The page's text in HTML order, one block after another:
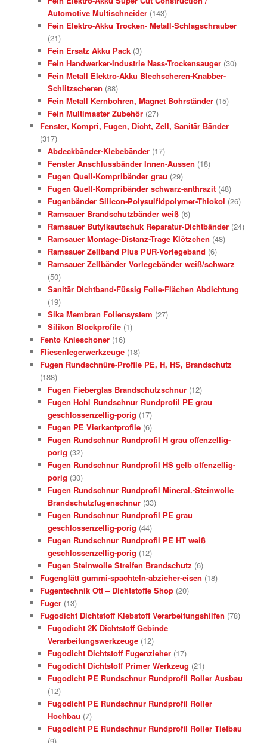
Automotive Multischneider (143)
Fein Elektro-Akku Trocken- Metall-Schlagschrauber
(21)
Fein Ersatz Akku Pack (3)
Fein Handwerker-Industrie Nass-Trockensauger (30)
Fein Metall Elektro-Akku Blechscheren-Knabber-
Schlitzscheren (88)
Fein Metall Kernbohren, Magnet Bohrständer (15)
Fein Multimaster Zubehör (27)
Fenster, Kompri, Fugen, Dicht, Zell, Sanitär Bänder
(317)
Abdeckbänder-Klebebänder (17)
Fenster Anschlussbänder Innen-Aussen (18)
Fugen Quell-Kompribänder grau (29)
Fugen Quell-Kompribänder schwarz-anthrazit (48)
Fugenbänder Silicon-Polysulfidpolymer-Thiokol (26)
Ramsauer Brandschutzbänder weiß (6)
Ramsauer Butylkautschuk Reparatur-Dichtbänder (24)
Ramsauer Montage-Distanz-Trage Klötzchen (48)
Ramsauer Zellband Plus PUR-Vorlegeband (6)
Ramsauer Zellbänder Vorlegebänder weiß/schwarz
(50)
Sanitär Dichtband-Füssig Folie-Flächen Abdichtung
(19)
Sika Membran Foliensystem (27)
Silikon Blockprofile (1)
Fento Knieschoner (16)
Fliesenlegerwerkzeuge (18)
Fugen Rundschnüre-Profile PE, H, HS, Brandschutz
(188)
Fugen Fieberglas Brandschutzschnur (12)
Fugen Hohl Rundschnur Rundprofil PE grau
geschlossenzellig-porig (17)
Fugen PE Vierkantprofile (6)
Fugen Rundschnur Rundprofil H grau offenzellig-
porig (32)
Fugen Rundschnur Rundprofil HS gelb offenzellig-
porig (30)
Fugen Rundschnur Rundprofil Mineral.-Steinwolle
Brandschutzfugenschnur (33)
Fugen Rundschnur Rundprofil PE grau
geschlossenzellig-porig (44)
Fugen Rundschnur Rundprofil PE HT weiß
geschlossenzellig-porig (12)
Fugen Steinwolle Streifen Brandschutz (6)
Fugenglätt gummi-spachteln-abzieher-eisen (18)
Fugentechnik Ott – Dichtstoffe Shop (20)
Fuger (13)
Fugodicht Dichtstoff Klebstoff Verarbeitungshilfen (78)
Fugodicht 2K Dichtstoff Gebinde
Verarbeitungswerkzeuge (12)
Fugodicht Dichtstoff Fugenzieher (17)
Fugodicht Dichtstoff Primer Werkzeug (21)
Fugodicht PE Rundschnur Rundprofil Roller Ausbau
(12)
Fugodicht PE Rundschnur Rundprofil Roller
Hochbau (7)
Fugodicht PE Rundschnur Rundprofil Roller Tiefbau